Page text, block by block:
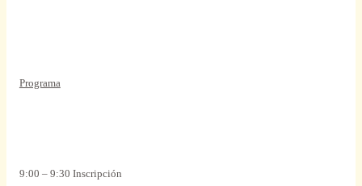
Programa
9:00 – 9:30 Inscripción